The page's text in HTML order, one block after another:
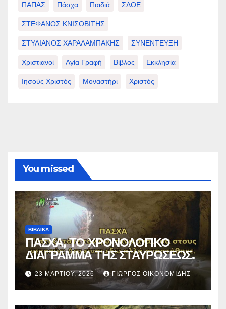
ΠΑΠΑΣ Πάσχα Παιδιά ΣΔΟΕ
ΣΤΕΦΑΝΟΣ ΚΝΙΣΟΒΙΤΗΣ
ΣΤΥΛΙΑΝΟΣ ΧΑΡΑΛΑΜΠΑΚΗΣ ΣΥΝΕΝΤΕΥΞΗ
Χριστιανοί Αγία Γραφή Βίβλος Εκκλησία
Ιησούς Χριστός Μοναστήρι Χριστός
You missed
ΒΙΒΛΙΚΑ
ΠΑΣΧΑ, ΤΟ ΧΡΟΝΟΛΟΓΙΚΟ
ΔΙΑΓΡΑΜΜΑ ΤΗΣ ΣΤΑΥΡΩΣΕΩΣ.
23 ΜΑΡΤΊΟΥ, 2026 ΓΙΏΡΓΟΣ ΟΙΚΟΝΟΜΊΔΗΣ